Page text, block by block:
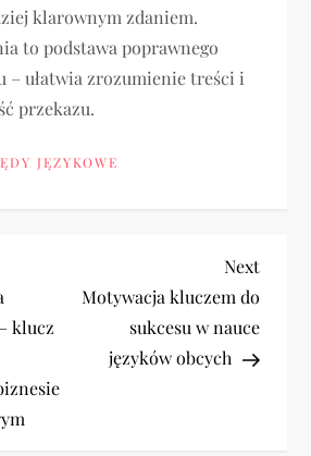
klarownym zdaniem.
to podstawa poprawnego
– ułatwia zrozumienie treści i
przekazu.
JĘZYKOWE
klucz
Next
Post
Next
Motywacja kluczem do
sukcesu w nauce
języków obcych